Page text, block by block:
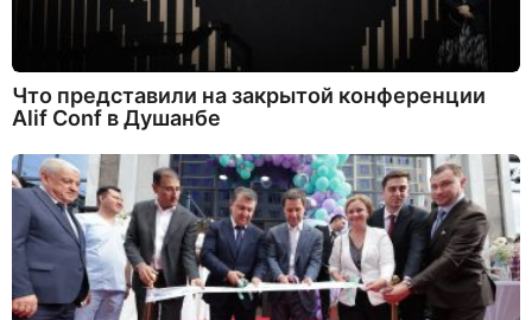
Что представили на закрытой конференции
Alif Conf в Душанбе